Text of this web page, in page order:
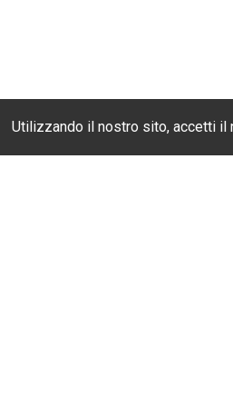
Utilizzando il nostro sito, accetti